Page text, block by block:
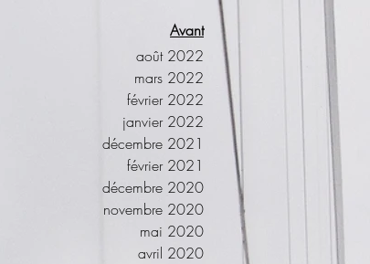
Avant
août 2022
mars 2022
février 2022
janvier 2022
décembre 2021
février 2021
décembre 2020
novembre 2020
mai 2020
avril 2020